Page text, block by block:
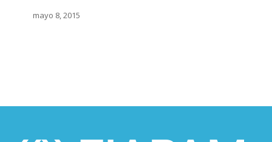
mayo 8, 2015